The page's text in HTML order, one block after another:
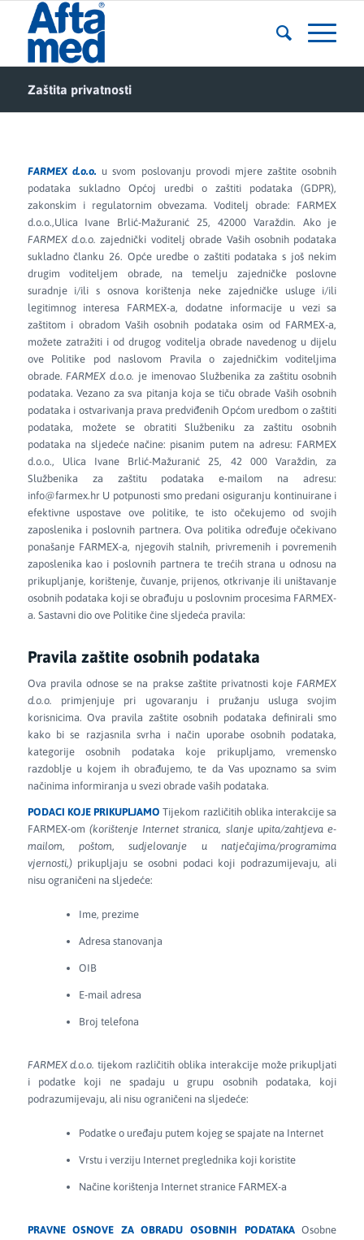
Zaštita privatnosti
FARMEX d.o.o. u svom poslovanju provodi mjere zaštite osobnih
podataka sukladno Općoj uredbi o zaštiti podataka (GDPR),
zakonskim i regulatornim obvezama. Voditelj obrade: FARMEX
d.o.o.,Ulica Ivane Brlić-Mažuranić 25, 42000 Varaždin. Ako je
FARMEX d.o.o. zajednički voditelj obrade Vaših osobnih podataka
sukladno članku 26. Opće uredbe o zaštiti podataka s još nekim
drugim voditeljem obrade, na temelju zajedničke poslovne
suradnje i/ili s osnova korištenja neke zajedničke usluge i/ili
legitimnog interesa FARMEX-a, dodatne informacije u vezi sa
zaštitom i obradom Vaših osobnih podataka osim od FARMEX-a,
možete zatražiti i od drugog voditelja obrade navedenog u dijelu
ove Politike pod naslovom Pravila o zajedničkim voditeljima
obrade.FARMEX d.o.o. je imenovao Službenika za zaštitu osobnih
podataka. Vezano za sva pitanja koja se tiču obrade Vaših osobnih
podataka i ostvarivanja prava predviđenih Općom uredbom o zaštiti
podataka, možete se obratiti Službeniku za zaštitu osobnih
podataka na sljedeće načine: pisanim putem na adresu: FARMEX
d.o.o., Ulica Ivane Brlić-Mažuranić 25, 42 000 Varaždin, za
Službenika za zaštitu podataka e-mailom na adresu:
info@farmex.hr U potpunosti smo predani osiguranju kontinuirane i
efektivne uspostave ove politike, te isto očekujemo od svojih
zaposlenika i poslovnih partnera. Ova politika određuje očekivano
ponašanje FARMEX-a, njegovih stalnih, privremenih i povremenih
zaposlenika kao i poslovnih partnera te trećih strana u odnosu na
prikupljanje, korištenje, čuvanje, prijenos, otkrivanje ili uništavanje
osobnih podataka koji se obrađuju u poslovnim procesima FARMEX-
a. Sastavni dio ove Politike čine sljedeća pravila:
Pravila zaštite osobnih podataka
Ova pravila odnose se na prakse zaštite privatnosti koje FARMEX
d.o.o. primjenjuje pri ugovaranju i pružanju usluga svojim
korisnicima. Ova pravila zaštite osobnih podataka definirali smo
kako bi se razjasnila svrha i način uporabe osobnih podataka,
kategorije osobnih podataka koje prikupljamo, vremensko
razdoblje u kojem ih obrađujemo, te da Vas upoznamo sa svim
načinima informiranja u svezi obrade vaših podataka.
PODACI KOJE PRIKUPLJAMO Tijekom različitih oblika interakcije sa
FARMEX-om (korištenje Internet stranica, slanje upita/zahtjeva e-
mailom, poštom, sudjelovanje u natječajima/programima
vjernosti,) prikupljaju se osobni podaci koji podrazumijevaju, ali
nisu ograničeni na sljedeće:
Ime, prezime
Adresa stanovanja
OIB
E-mail adresa
Broj telefona
FARMEX d.o.o.tijekom različitih oblika interakcije može prikupljati
i podatke koji ne spadaju u grupu osobnih podataka, koji
podrazumijevaju, ali nisu ograničeni na sljedeće:
Podatke o uređaju putem kojeg se spajate na Internet
Vrstu i verziju Internet preglednika koji koristite
Načine korištenja Internet stranice FARMEX-a
PRAVNE OSNOVE ZA OBRADU OSOBNIH PODATAKAOsobne